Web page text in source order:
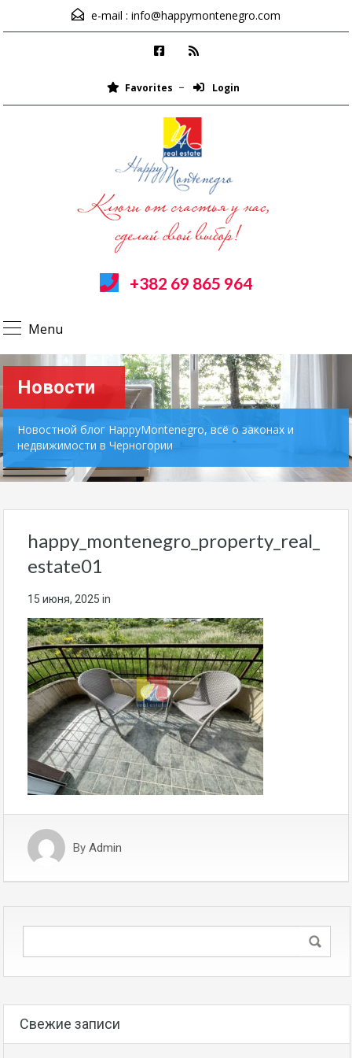
e-mail : info@happymontenegro.com
Favorites Login
+382 69 865 964
Menu
Новости
Новостной блог HappyMontenegro, всё о законах и
недвижимости в Черногории
happy_montenegro_property_real_
estate01
15 июня, 2025 in
By Admin
Свежие записи